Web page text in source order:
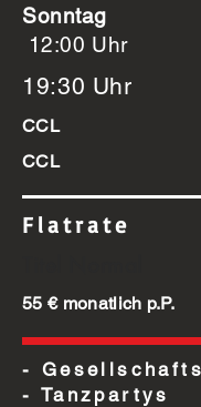
12:00 Uhr
19:30 Uhr
CCL
CCL
Flatrate
55 € monatlich p.P.
-
- Tanzpartys